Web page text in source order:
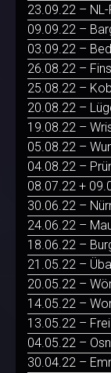
23.09.22 –
09.09.22 –
03.09.22 –
26.08.22 –
25.08.22 –
20.08.22 –
19.08.22 –
05.08.22 –
04.08.22 –
08.07.22 +
30.06.22 –
24.06.22 –
18.06.22 –
21.05.22 –
20.05.22 –
14.05.22 –
13.05.22 –
04.05.22 –
30.04.22 –